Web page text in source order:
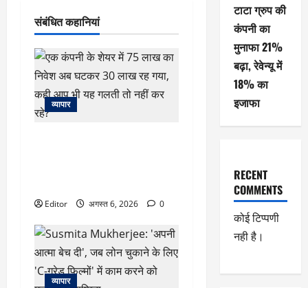
संबंधित कहानियां
व्यापार
Editor अगस्त 6, 2026 0
व्यापार
टाटा ग्रुप की
कंपनी का
मुनाफा 21%
बढ़ा, रेवेन्यू में
18% का
इजाफा
RECENT
COMMENTS
कोई टिप्पणी
नही है।